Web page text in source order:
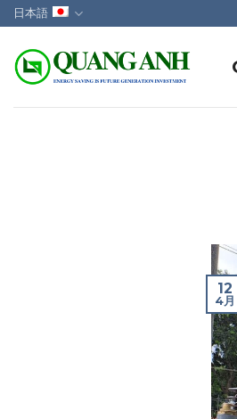
Skip
to
content
日本語
12
4月